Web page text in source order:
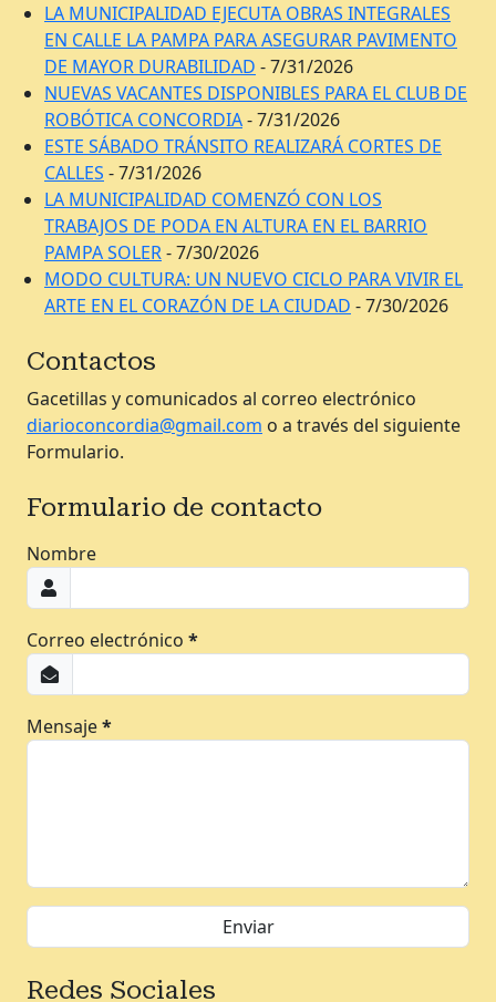
LA MUNICIPALIDAD EJECUTA OBRAS INTEGRALES
EN CALLE LA PAMPA PARA ASEGURAR PAVIMENTO
DE MAYOR DURABILIDAD - 7/31/2026
NUEVAS VACANTES DISPONIBLES PARA EL CLUB DE
ROBÓTICA CONCORDIA- 7/31/2026
ESTE SÁBADO TRÁNSITO REALIZARÁ CORTES DE
CALLES - 7/31/2026
LA MUNICIPALIDAD COMENZÓ CON LOS
TRABAJOS DE PODA EN ALTURA EN EL BARRIO
PAMPA SOLER- 7/30/2026
MODO CULTURA: UN NUEVO CICLO PARA VIVIR EL
ARTE EN EL CORAZÓN DE LA CIUDAD - 7/30/2026
Contactos
Gacetillas y comunicados al correo electrónico
diarioconcordia@gmail.com o a través del siguiente
Formulario.
Formulario de contacto
Nombre
Correo electrónico *
Mensaje*
Redes Sociales